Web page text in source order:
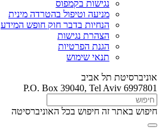
נגישות בקמפוס
מניעה וטיפול בהטרדה מינית
הנחיות בדבר חוק חופש המידע
הצהרת נגישות
הגנת הפרטיות
תנאי שימוש
אוניברסיטת תל אביב
P.O. Box 39040, Tel Aviv 6997801
חיפוש באתר זה חיפוש בכל האוניברסיטה